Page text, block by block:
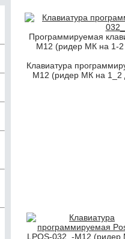
Программируемая
М12 (ридер МК на 1-2
Клавиатура
М12 (ридер МК на 1_2